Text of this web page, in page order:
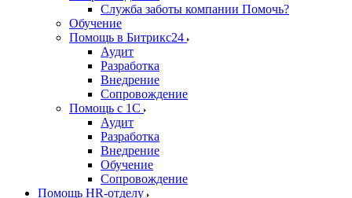
Служба заботы компании Помочь?
Обучение
Помощь в Битрикс24
Аудит
Разработка
Внедрение
Сопровождение
Помощь с 1С
Аудит
Разработка
Внедрение
Обучение
Сопровождение
Помощь HR-отделу